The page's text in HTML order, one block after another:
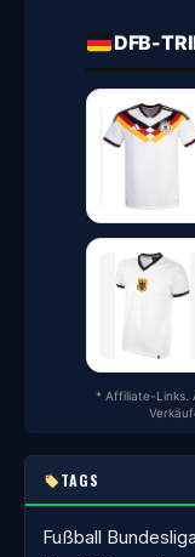
DFB-
* Affiliate-Links.
TAGS
Fußball Bundesliga